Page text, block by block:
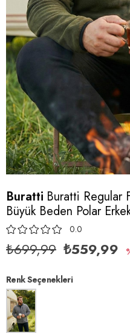
Buratti Buratti Regular
Büyük Beden Polar
0.0
₺699,99 ₺559,99
Renk Seçenekleri